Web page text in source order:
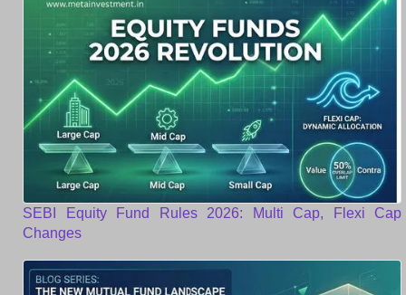
SEBI Equity Fund Rules 2026: Multi Cap, Flexi Cap
Changes